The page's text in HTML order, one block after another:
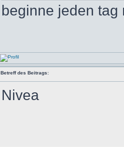
beginne jeden
Betreff des Beitrags:
Nivea